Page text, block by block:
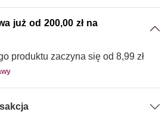
już od 200,00 zł na
produktu zaczyna się od 8,99 zł